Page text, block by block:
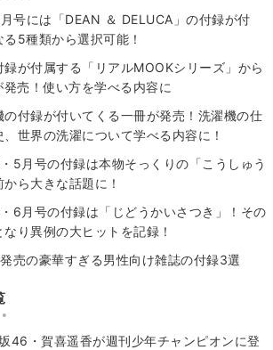
号には「DEAN ＆ DELUCA」の付録が付
5種類から選択可能！
が付属する「リアルMOOKシリーズ」から
売！使い方を学べる内容に
の付録が付いてくる一冊が発売！洗濯機の仕
世界の洗濯について学べる内容に！
5月号の付録は本物そっくりの「こうしゅう
ら大きな話題に！
6月号の付録は「じどうかいさつき」！その
り異例の大ヒットを記録！
売の豪華すぎる男性向け雑誌の付録3選
46・賀喜遥香が週刊少年チャンピオンに登